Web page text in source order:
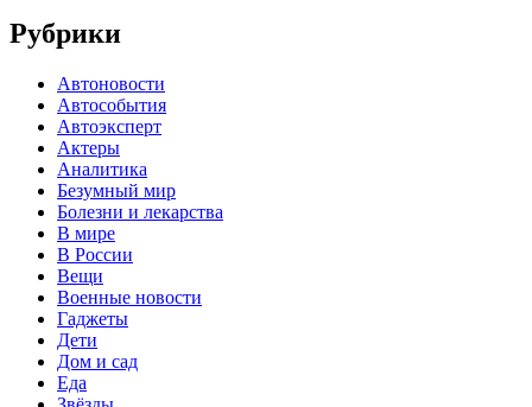
Рубрики
Автоновости
Автособытия
Автоэксперт
Актеры
Аналитика
Безумный мир
Болезни и лекарства
В мире
В России
Вещи
Военные новости
Гаджеты
Дети
Дом и сад
Еда